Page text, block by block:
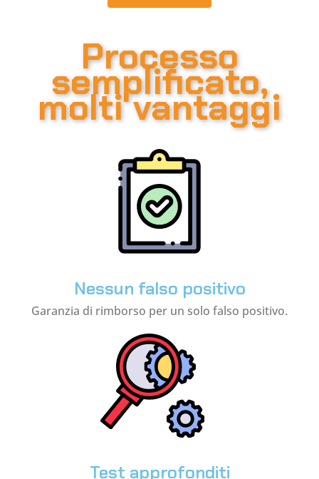
Processo
semplificato,
molti vantaggi
Nessun falso positivo
Garanzia di rimborso per un solo falso positivo.
Test approfonditi